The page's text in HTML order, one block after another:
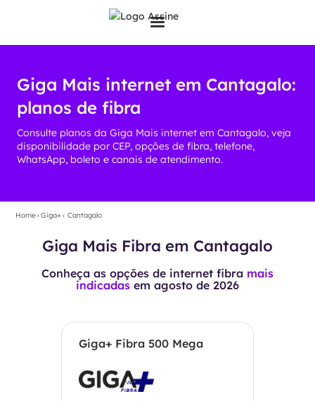
Giga Mais internet em Cantagalo:
planos de fibra
Consulte planos da Giga Mais internet em Cantagalo, veja
disponibilidade por CEP, opções de fibra, telefone,
WhatsApp, boleto e canais de atendimento.
Home›Giga+› Cantagalo
Giga Mais Fibra em Cantagalo
Conheça as opções de internet fibra mais
indicadas em agosto de 2026
Giga+ Fibra 500 Mega